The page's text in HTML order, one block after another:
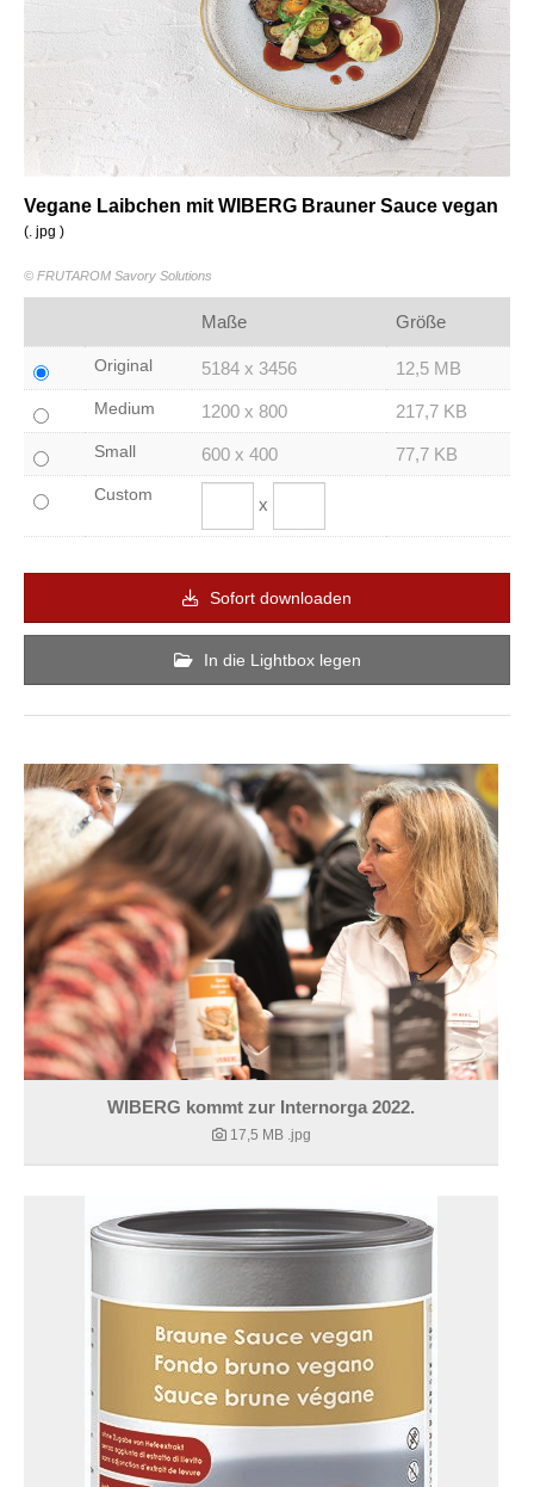
Vegane Laibchen mit WIBERG Brauner Sauce vegan
(. jpg )
© FRUTAROM Savory Solutions
Maße Größe
Original 5184 x 3456 12,5 MB
Medium 1200 x 800 217,7 KB
Small 600 x 400 77,7 KB
Custom x
Sofort downloaden
In die Lightbox legen
WIBERG kommt zur Internorga 2022.
17,5 MB .jpg